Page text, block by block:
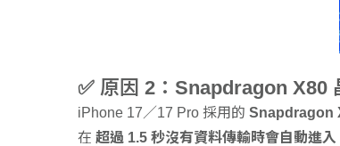
✅ 原因 2：Snapdragon X80
iPhone 17／17 Pro 採用的 Snapdragon
在 超過 1.5 秒沒有資料傳輸時會自動進入